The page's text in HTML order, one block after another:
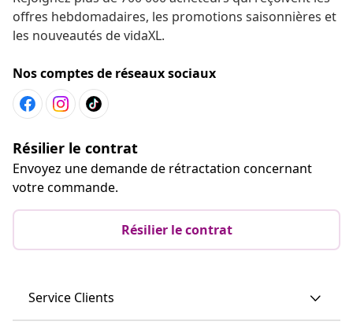
offres hebdomadaires, les promotions saisonnières et
les nouveautés de vidaXL.
Nos comptes de réseaux sociaux
Résilier le contrat
Envoyez une demande de rétractation concernant
votre commande.
Résilier le contrat
Service Clients